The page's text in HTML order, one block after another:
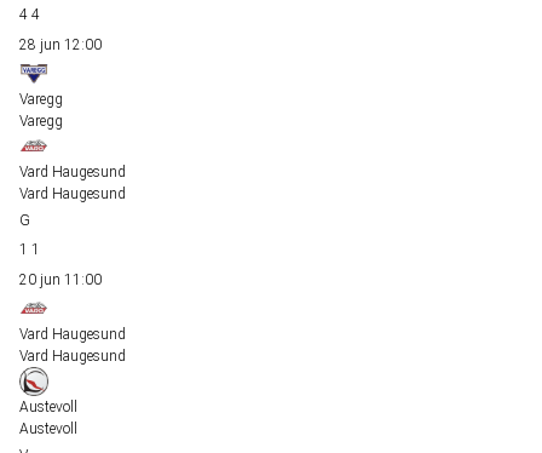
4 4
28 jun 12:00
Varegg
Varegg
Vard Haugesund
Vard Haugesund
1 1
20 jun 11:00
Vard Haugesund
Vard Haugesund
Austevoll
Austevoll